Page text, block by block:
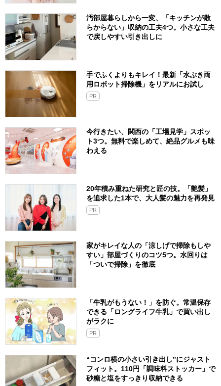
汚部屋暮らしから一変、「キッチンが散
らからない」収納の工夫4つ。小さな工夫
で戻しやすい引き出しに
手でふくよりもキレイ！最新「水ぶき両
用ロボット掃除機」をリアルにお試し
PR
今行きたい、関西の「工場見学」スポッ
ト3つ。無料で楽しめて、絶品グルメも味
わえる
20年積み重ねた研究と匠の技。「艶髪」
を追求した1本で、大人髪の魅力を再発見
PR
家がキレイな人の「涼しげで掃除もしや
すい」部屋づくりのコツ5つ。水回りは
「ついで掃除」を徹底
「牛乳がもうない！」を防ぐ。常温保存
できる「ロングライフ牛乳」で買い出し
がラクに
PR
“コンロ横の小さい引き出し”にジャスト
フィット。110円「調味料ストッカー」で
砂糖と塩をすっきり収納できる